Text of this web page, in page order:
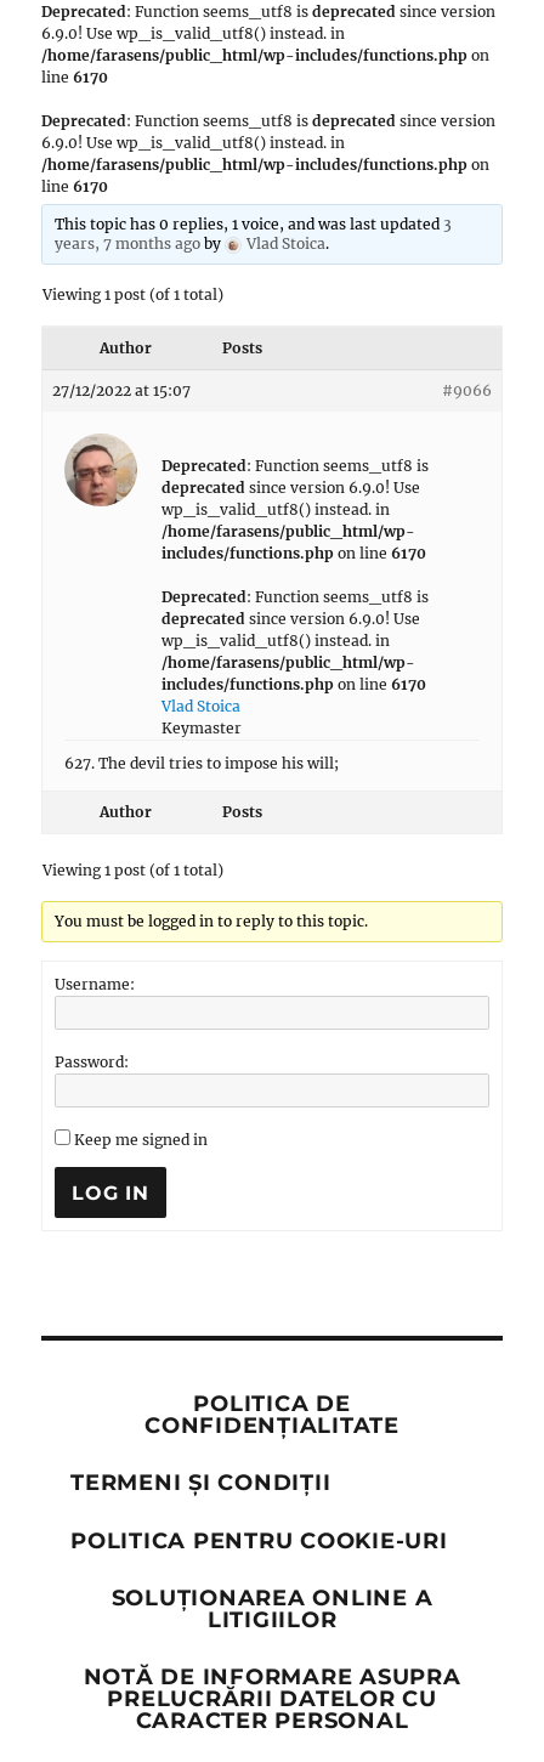
Deprecated: Function seems_utf8 isdeprecated since version
6.9.0! Use wp_is_valid_utf8() instead. in
/home/farasens/public_html/wp-includes/functions.php on
line6170
Deprecated: Function seems_utf8 isdeprecated since version
6.9.0! Use wp_is_valid_utf8() instead. in
/home/farasens/public_html/wp-includes/functions.php on
line6170
This topic has 0 replies, 1 voice, and was last updated 3
years, 7 months agoby Vlad Stoica.
Viewing 1 post (of 1 total)
Author Posts
27/12/2022 at 15:07 #9066
Deprecated: Function seems_utf8 is
deprecated since version 6.9.0! Use
wp_is_valid_utf8() instead. in
/home/farasens/public_html/wp-
includes/functions.php on line6170
Deprecated: Function seems_utf8 is
deprecated since version 6.9.0! Use
wp_is_valid_utf8() instead. in
/home/farasens/public_html/wp-
includes/functions.php on line6170
Vlad Stoica
Keymaster
627. The devil tries to impose his will;
Author Posts
Viewing 1 post (of 1 total)
You must be logged in to reply to this topic.
Username:
Password:
Keep me signed in
LOG IN
POLITICA DE
CONFIDENȚIALITATE
TERMENI ȘI CONDIȚII
POLITICA PENTRU COOKIE-URI
SOLUȚIONAREA ONLINE A
LITIGIILOR
NOTĂ DE INFORMARE ASUPRA
PRELUCRĂRII DATELOR CU
CARACTER PERSONAL